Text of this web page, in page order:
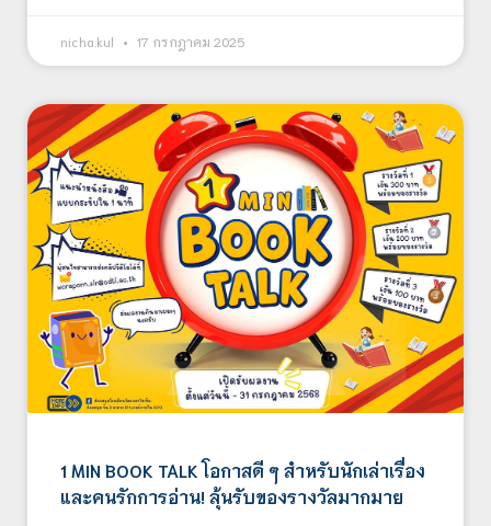
nicha.kul 17 กรกฎาคม 2025
1 MIN BOOK TALK โอกาสดี ๆ สำหรับนักเล่าเรื่อง
และคนรักการอ่าน! ลุ้นรับของรางวัลมากมาย